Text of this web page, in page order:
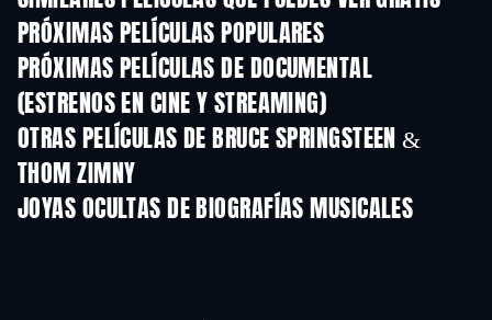
PRÓXIMAS PELÍCULAS POPULARES
PRÓXIMAS PELÍCULAS DE DOCUMENTAL
(ESTRENOS EN CINE Y STREAMING)
OTRAS PELÍCULAS DE BRUCE SPRINGSTEEN &
THOM ZIMNY
JOYAS OCULTAS DE BIOGRAFÍAS MUSICALES